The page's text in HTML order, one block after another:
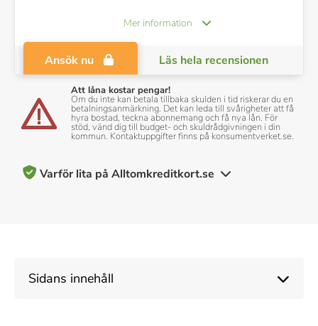
Mer information
Ansök nu Läs hela recensionen
Att låna kostar pengar!
Om du inte kan betala tillbaka skulden i tid riskerar du en
betalningsanmärkning. Det kan leda till svårigheter att få
hyra bostad, teckna abonnemang och få nya lån. För
stöd, vänd dig till budget- och skuldrådgivningen i din
kommun. Kontaktuppgifter finns på konsumentverket.se.
Varför lita på Alltomkreditkort.se
ekonomi
Sidans innehåll